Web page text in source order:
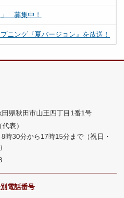
」 募集中！
ニング『夏バージョン』を放送！
県秋田市山王四丁目1番1号
表）
8時30分から17時15分まで （祝日・
電話番号